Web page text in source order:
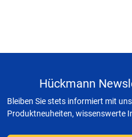
Hückmann
Bleiben Sie stets informiert mit
Produktneuheiten, wissenswerte